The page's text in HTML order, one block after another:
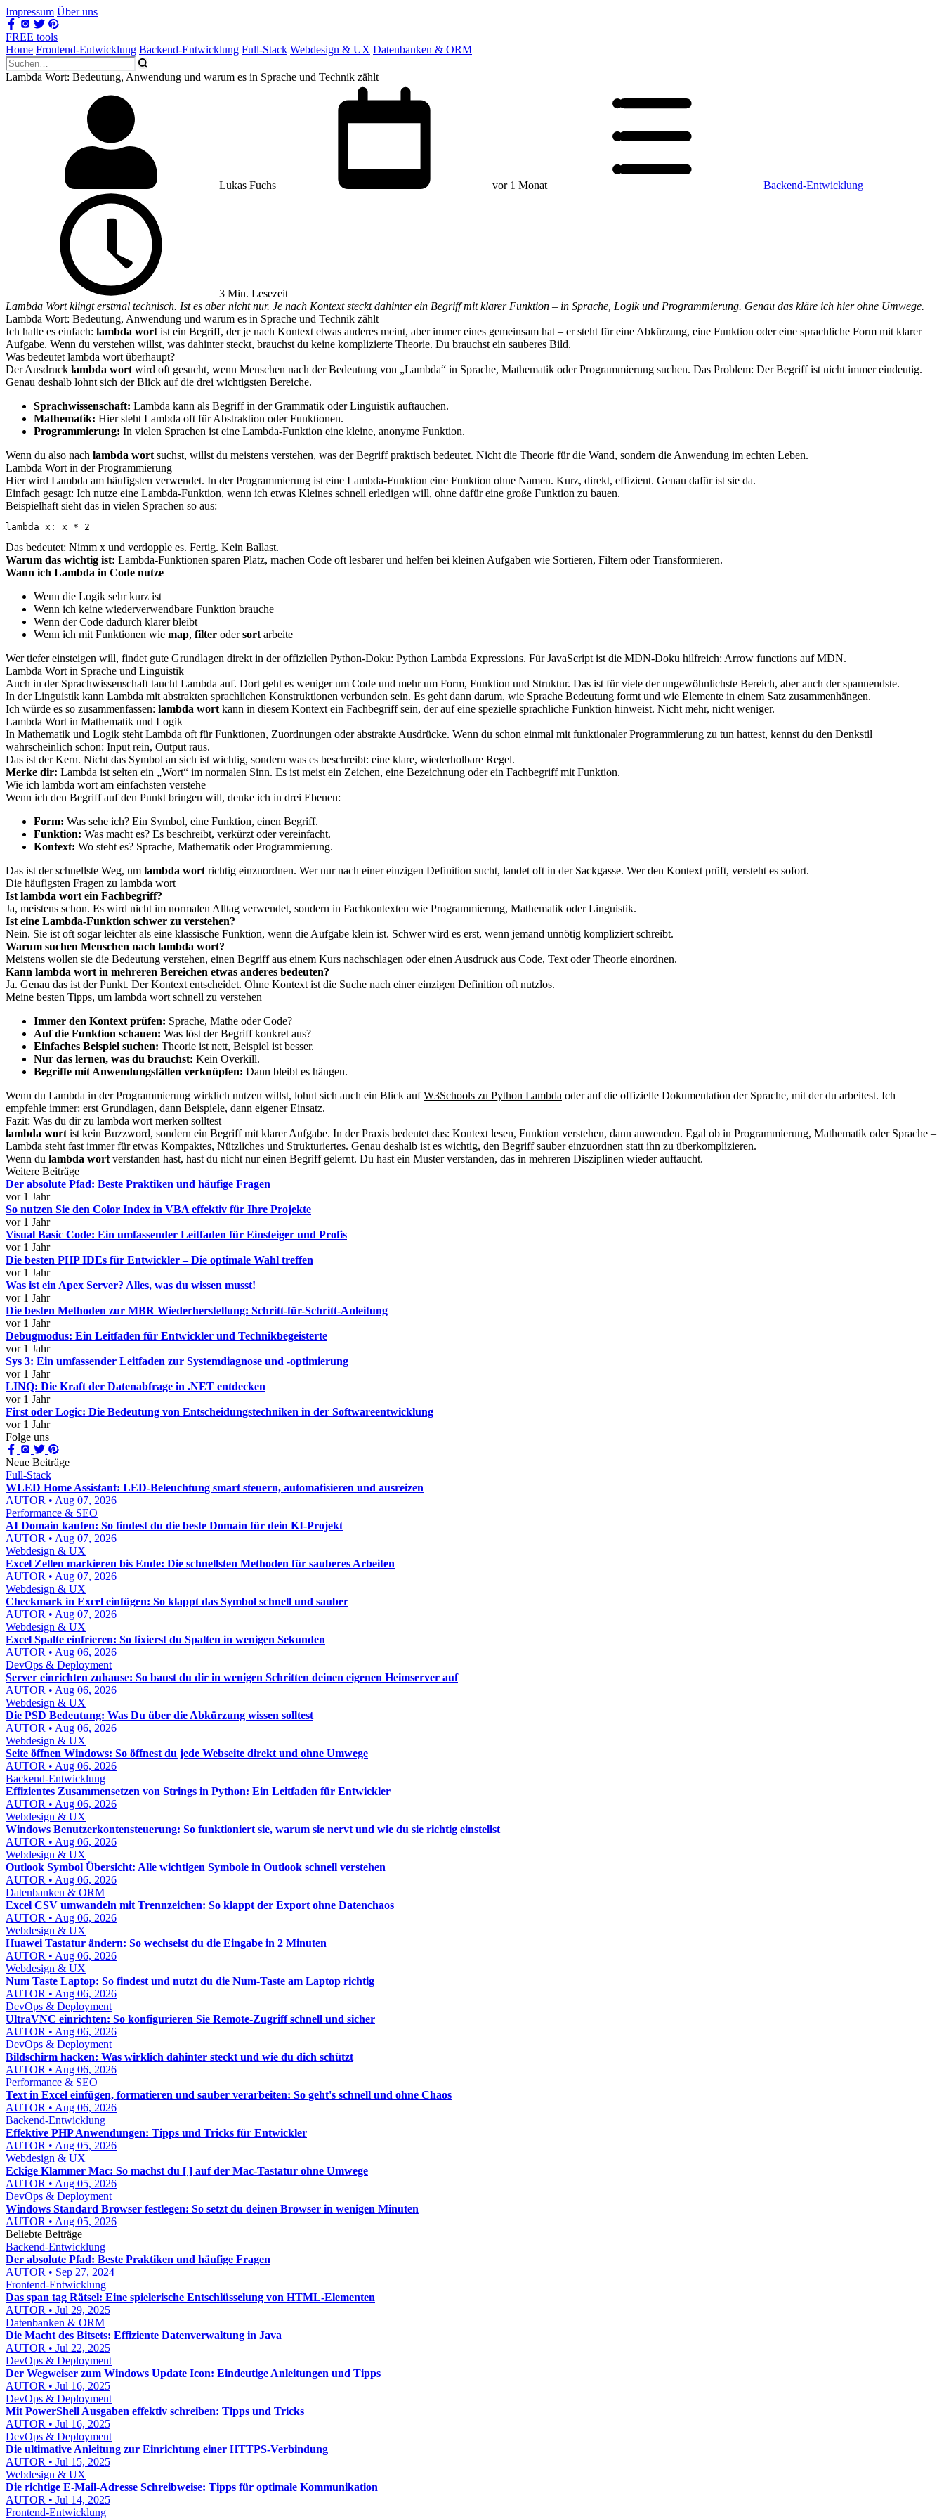
Impressum Über uns
FREE tools
Home Frontend-Entwicklung Backend-Entwicklung Full-Stack Webdesign & UX Datenbanken & ORM
Lambda Wort: Bedeutung, Anwendung und warum es in Sprache und Technik zählt
Lukas Fuchs vor 1 Monat Backend-Entwicklung
3 Min. Lesezeit
Lambda Wort klingt erstmal technisch. Ist es aber nicht nur. Je nach Kontext steckt dahinter ein Begriff mit klarer Funktion – in Sprache, Logik und Programmierung. Genau das kläre ich hier ohne Umwege.
Lambda Wort: Bedeutung, Anwendung und warum es in Sprache und Technik zählt
Ich halte es einfach: lambda wort ist ein Begriff, der je nach Kontext etwas anderes meint, aber immer eines gemeinsam hat – er steht für eine Abkürzung, eine Funktion oder eine sprachliche Form mit klarer
Aufgabe. Wenn du verstehen willst, was dahinter steckt, brauchst du keine komplizierte Theorie. Du brauchst ein sauberes Bild.
Was bedeutet lambda wort überhaupt?
Der Ausdruck lambda wort wird oft gesucht, wenn Menschen nach der Bedeutung von „Lambda“ in Sprache, Mathematik oder Programmierung suchen. Das Problem: Der Begriff ist nicht immer eindeutig.
Genau deshalb lohnt sich der Blick auf die drei wichtigsten Bereiche.
Sprachwissenschaft: Lambda kann als Begriff in der Grammatik oder Linguistik auftauchen.
Mathematik: Hier steht Lambda oft für Abstraktion oder Funktionen.
Programmierung: In vielen Sprachen ist eine Lambda-Funktion eine kleine, anonyme Funktion.
Wenn du also nach lambda wort suchst, willst du meistens verstehen, was der Begriff praktisch bedeutet. Nicht die Theorie für die Wand, sondern die Anwendung im echten Leben.
Lambda Wort in der Programmierung
Hier wird Lambda am häufigsten verwendet. In der Programmierung ist eine Lambda-Funktion eine Funktion ohne Namen. Kurz, direkt, effizient. Genau dafür ist sie da.
Einfach gesagt: Ich nutze eine Lambda-Funktion, wenn ich etwas Kleines schnell erledigen will, ohne dafür eine große Funktion zu bauen.
Beispielhaft sieht das in vielen Sprachen so aus:
lambda x: x * 2
Das bedeutet: Nimm x und verdopple es. Fertig. Kein Ballast.
Warum das wichtig ist: Lambda-Funktionen sparen Platz, machen Code oft lesbarer und helfen bei kleinen Aufgaben wie Sortieren, Filtern oder Transformieren.
Wann ich Lambda in Code nutze
Wenn die Logik sehr kurz ist
Wenn ich keine wiederverwendbare Funktion brauche
Wenn der Code dadurch klarer bleibt
Wenn ich mit Funktionen wie map, filter odersort arbeite
Wer tiefer einsteigen will, findet gute Grundlagen direkt in der offiziellen Python-Doku: Python Lambda Expressions. Für JavaScript ist die MDN-Doku hilfreich: Arrow functions auf MDN.
Lambda Wort in Sprache und Linguistik
Auch in der Sprachwissenschaft taucht Lambda auf. Dort geht es weniger um Code und mehr um Form, Funktion und Struktur. Das ist für viele der ungewöhnlichste Bereich, aber auch der spannendste.
In der Linguistik kann Lambda mit abstrakten sprachlichen Konstruktionen verbunden sein. Es geht dann darum, wie Sprache Bedeutung formt und wie Elemente in einem Satz zusammenhängen.
Ich würde es so zusammenfassen: lambda wort kann in diesem Kontext ein Fachbegriff sein, der auf eine spezielle sprachliche Funktion hinweist. Nicht mehr, nicht weniger.
Lambda Wort in Mathematik und Logik
In Mathematik und Logik steht Lambda oft für Funktionen, Zuordnungen oder abstrakte Ausdrücke. Wenn du schon einmal mit funktionaler Programmierung zu tun hattest, kennst du den Denkstil
wahrscheinlich schon: Input rein, Output raus.
Das ist der Kern. Nicht das Symbol an sich ist wichtig, sondern was es beschreibt: eine klare, wiederholbare Regel.
Merke dir: Lambda ist selten ein „Wort“ im normalen Sinn. Es ist meist ein Zeichen, eine Bezeichnung oder ein Fachbegriff mit Funktion.
Wie ich lambda wort am einfachsten verstehe
Wenn ich den Begriff auf den Punkt bringen will, denke ich in drei Ebenen:
Form: Was sehe ich? Ein Symbol, eine Funktion, einen Begriff.
Funktion: Was macht es? Es beschreibt, verkürzt oder vereinfacht.
Kontext: Wo steht es? Sprache, Mathematik oder Programmierung.
Das ist der schnellste Weg, um lambda wort richtig einzuordnen. Wer nur nach einer einzigen Definition sucht, landet oft in der Sackgasse. Wer den Kontext prüft, versteht es sofort.
Die häufigsten Fragen zu lambda wort
Ist lambda wort ein Fachbegriff?
Ja, meistens schon. Es wird nicht im normalen Alltag verwendet, sondern in Fachkontexten wie Programmierung, Mathematik oder Linguistik.
Ist eine Lambda-Funktion schwer zu verstehen?
Nein. Sie ist oft sogar leichter als eine klassische Funktion, wenn die Aufgabe klein ist. Schwer wird es erst, wenn jemand unnötig kompliziert schreibt.
Warum suchen Menschen nach lambda wort?
Meistens wollen sie die Bedeutung verstehen, einen Begriff aus einem Kurs nachschlagen oder einen Ausdruck aus Code, Text oder Theorie einordnen.
Kann lambda wort in mehreren Bereichen etwas anderes bedeuten?
Ja. Genau das ist der Punkt. Der Kontext entscheidet. Ohne Kontext ist die Suche nach einer einzigen Definition oft nutzlos.
Meine besten Tipps, um lambda wort schnell zu verstehen
Immer den Kontext prüfen: Sprache, Mathe oder Code?
Auf die Funktion schauen: Was löst der Begriff konkret aus?
Einfaches Beispiel suchen: Theorie ist nett, Beispiel ist besser.
Nur das lernen, was du brauchst: Kein Overkill.
Begriffe mit Anwendungsfällen verknüpfen: Dann bleibt es hängen.
Wenn du Lambda in der Programmierung wirklich nutzen willst, lohnt sich auch ein Blick aufW3Schools zu Python Lambda oder auf die offizielle Dokumentation der Sprache, mit der du arbeitest. Ich
empfehle immer: erst Grundlagen, dann Beispiele, dann eigener Einsatz.
Fazit: Was du dir zu lambda wort merken solltest
lambda wort ist kein Buzzword, sondern ein Begriff mit klarer Aufgabe. In der Praxis bedeutet das: Kontext lesen, Funktion verstehen, dann anwenden. Egal ob in Programmierung, Mathematik oder Sprache –
Lambda steht fast immer für etwas Kompaktes, Nützliches und Strukturiertes. Genau deshalb ist es wichtig, den Begriff sauber einzuordnen statt ihn zu überkomplizieren.
Wenn du lambda wort verstanden hast, hast du nicht nur einen Begriff gelernt. Du hast ein Muster verstanden, das in mehreren Disziplinen wieder auftaucht.
Weitere Beiträge
Der absolute Pfad: Beste Praktiken und häufige Fragen
vor 1 Jahr
So nutzen Sie den Color Index in VBA effektiv für Ihre Projekte
vor 1 Jahr
Visual Basic Code: Ein umfassender Leitfaden für Einsteiger und Profis
vor 1 Jahr
Die besten PHP IDEs für Entwickler – Die optimale Wahl treffen
vor 1 Jahr
Was ist ein Apex Server? Alles, was du wissen musst!
vor 1 Jahr
Die besten Methoden zur MBR Wiederherstellung: Schritt-für-Schritt-Anleitung
vor 1 Jahr
Debugmodus: Ein Leitfaden für Entwickler und Technikbegeisterte
vor 1 Jahr
Sys 3: Ein umfassender Leitfaden zur Systemdiagnose und -optimierung
vor 1 Jahr
LINQ: Die Kraft der Datenabfrage in .NET entdecken
vor 1 Jahr
First oder Logic: Die Bedeutung von Entscheidungstechniken in der Softwareentwicklung
vor 1 Jahr
Folge uns
Neue Beiträge
Full-Stack
WLED Home Assistant: LED-Beleuchtung smart steuern, automatisieren und ausreizen
AUTOR • Aug 07, 2026
Performance & SEO
AI Domain kaufen: So findest du die beste Domain für dein KI-Projekt
AUTOR • Aug 07, 2026
Webdesign & UX
Excel Zellen markieren bis Ende: Die schnellsten Methoden für sauberes Arbeiten
AUTOR • Aug 07, 2026
Webdesign & UX
Checkmark in Excel einfügen: So klappt das Symbol schnell und sauber
AUTOR • Aug 07, 2026
Webdesign & UX
Excel Spalte einfrieren: So fixierst du Spalten in wenigen Sekunden
AUTOR • Aug 06, 2026
DevOps & Deployment
Server einrichten zuhause: So baust du dir in wenigen Schritten deinen eigenen Heimserver auf
AUTOR • Aug 06, 2026
Webdesign & UX
Die PSD Bedeutung: Was Du über die Abkürzung wissen solltest
AUTOR • Aug 06, 2026
Webdesign & UX
Seite öffnen Windows: So öffnest du jede Webseite direkt und ohne Umwege
AUTOR • Aug 06, 2026
Backend-Entwicklung
Effizientes Zusammensetzen von Strings in Python: Ein Leitfaden für Entwickler
AUTOR • Aug 06, 2026
Webdesign & UX
Windows Benutzerkontensteuerung: So funktioniert sie, warum sie nervt und wie du sie richtig einstellst
AUTOR • Aug 06, 2026
Webdesign & UX
Outlook Symbol Übersicht: Alle wichtigen Symbole in Outlook schnell verstehen
AUTOR • Aug 06, 2026
Datenbanken & ORM
Excel CSV umwandeln mit Trennzeichen: So klappt der Export ohne Datenchaos
AUTOR • Aug 06, 2026
Webdesign & UX
Huawei Tastatur ändern: So wechselst du die Eingabe in 2 Minuten
AUTOR • Aug 06, 2026
Webdesign & UX
Num Taste Laptop: So findest und nutzt du die Num-Taste am Laptop richtig
AUTOR • Aug 06, 2026
DevOps & Deployment
UltraVNC einrichten: So konfigurieren Sie Remote-Zugriff schnell und sicher
AUTOR • Aug 06, 2026
DevOps & Deployment
Bildschirm hacken: Was wirklich dahinter steckt und wie du dich schützt
AUTOR • Aug 06, 2026
Performance & SEO
Text in Excel einfügen, formatieren und sauber verarbeiten: So geht's schnell und ohne Chaos
AUTOR • Aug 06, 2026
Backend-Entwicklung
Effektive PHP Anwendungen: Tipps und Tricks für Entwickler
AUTOR • Aug 05, 2026
Webdesign & UX
Eckige Klammer Mac: So machst du [ ] auf der Mac-Tastatur ohne Umwege
AUTOR • Aug 05, 2026
DevOps & Deployment
Windows Standard Browser festlegen: So setzt du deinen Browser in wenigen Minuten
AUTOR • Aug 05, 2026
Beliebte Beiträge
Backend-Entwicklung
Der absolute Pfad: Beste Praktiken und häufige Fragen
AUTOR • Sep 27, 2024
Frontend-Entwicklung
Das span tag Rätsel: Eine spielerische Entschlüsselung von HTML-Elementen
AUTOR • Jul 29, 2025
Datenbanken & ORM
Die Macht des Bitsets: Effiziente Datenverwaltung in Java
AUTOR • Jul 22, 2025
DevOps & Deployment
Der Wegweiser zum Windows Update Icon: Eindeutige Anleitungen und Tipps
AUTOR • Jul 16, 2025
DevOps & Deployment
Mit PowerShell Ausgaben effektiv schreiben: Tipps und Tricks
AUTOR • Jul 16, 2025
DevOps & Deployment
Die ultimative Anleitung zur Einrichtung einer HTTPS-Verbindung
AUTOR • Jul 15, 2025
Webdesign & UX
Die richtige E-Mail-Adresse Schreibweise: Tipps für optimale Kommunikation
AUTOR • Jul 14, 2025
Frontend-Entwicklung